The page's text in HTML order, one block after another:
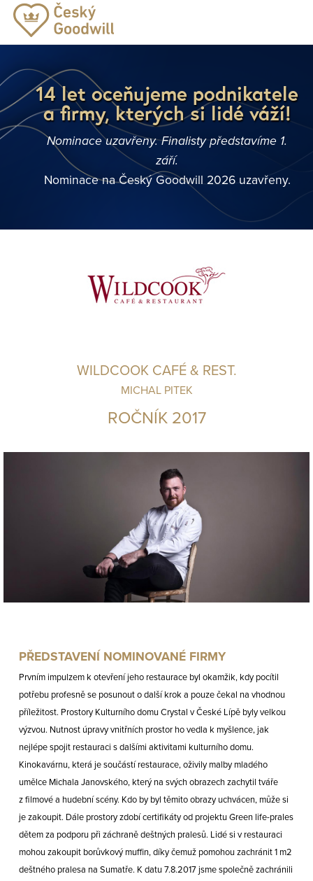
14 let oceňujeme podnikatele
a firmy, kterých si lidé váží!
Nominace uzavřeny. Finalisty představíme 1.
září.
Nominace na Český Goodwill 2026 uzavřeny.
WILDCOOK CAFÉ & REST.
MICHAL PITEK
ROČNÍK 2017
PŘEDSTAVENÍ NOMINOVANÉ FIRMY
Prvním impulzem k otevření jeho restaurace byl okamžik, kdy pocítil
potřebu profesně se posunout o další krok a pouze čekal na vhodnou
příležitost. Prostory Kulturního domu Crystal v České Lípě byly velkou
výzvou. Nutnost úpravy vnitřních prostor ho vedla k myšlence, jak
nejlépe spojit restauraci s dalšími aktivitami kulturního domu.
Kinokavárnu, která je součástí restaurace, oživily malby mladého
umělce Michala Janovského, který na svých obrazech zachytil tváře
z filmové a hudební scény. Kdo by byl těmito obrazy uchvácen, může si
je zakoupit. Dále prostory zdobí certifikáty od projektu Green life-prales
dětem za podporu při záchraně deštných pralesů. Lidé si v restauraci
mohou zakoupit borůvkový muffin, díky čemuž pomohou zachránit 1 m2
deštného pralesa na Sumatře. K datu 7.8.2017 jsme společně zachránili